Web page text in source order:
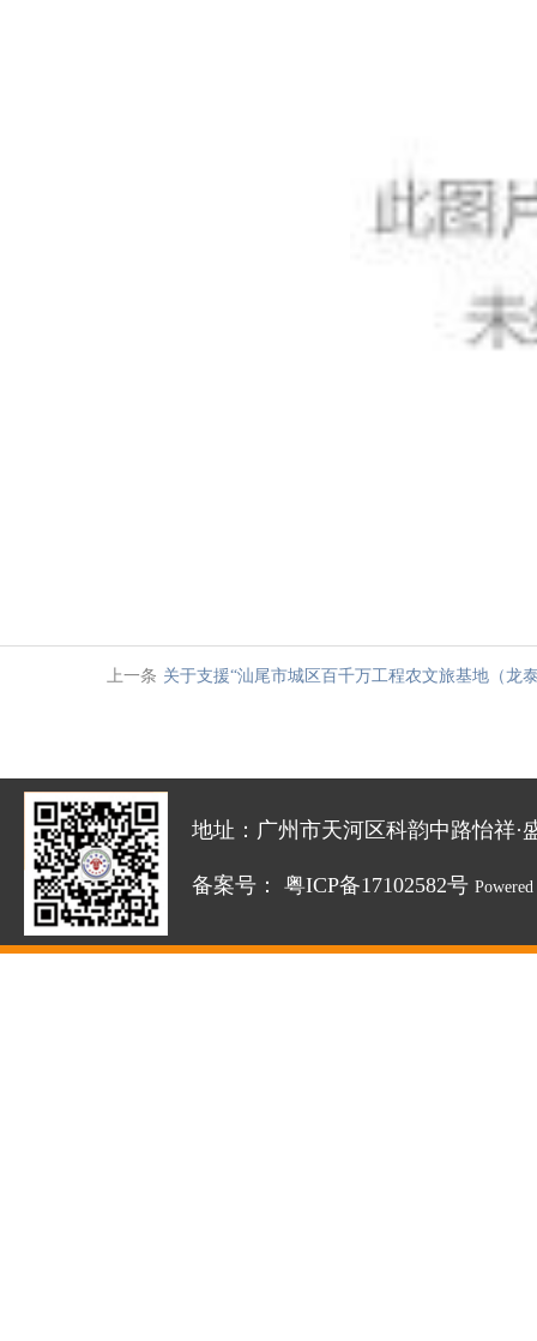
上一条 关于支援“汕尾市城区百千万工程农文旅基地（龙
地址：广州市天河区科韵中路怡祥·
备案号： 粤ICP备17102582号